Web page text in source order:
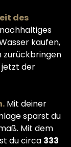
des
kaufen,
zurückbringen
jetzt der
Mit deiner
sparst du
Mit dem
du circa 333